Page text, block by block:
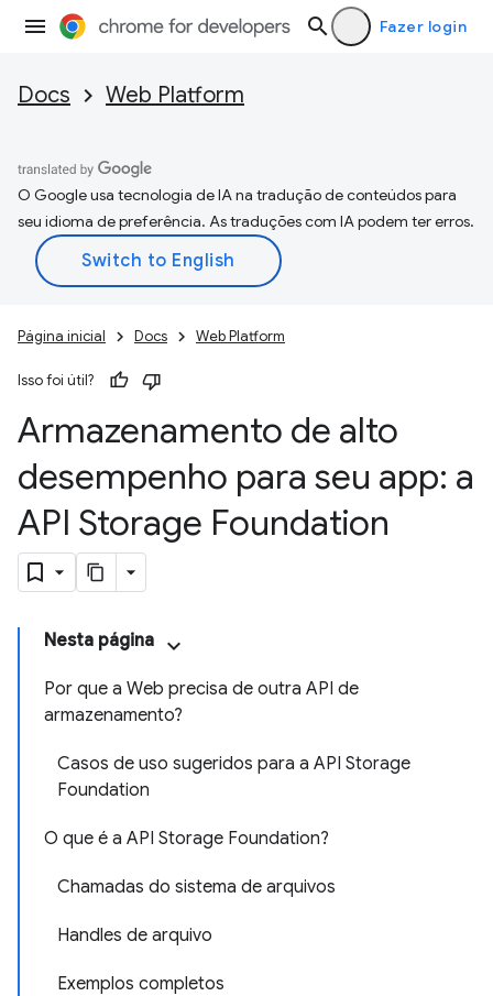
Fazer login
Docs Web Platform
O Google usa tecnologia de IA na tradução de conteúdos para
seu idioma de preferência. As traduções com IA podem ter erros.
Página inicial Docs Web Platform
Isso foi útil?
Armazenamento de alto
desempenho para seu app: a
API Storage Foundation
Nesta página
Por que a Web precisa de outra API de
armazenamento?
Casos de uso sugeridos para a API Storage
Foundation
O que é a API Storage Foundation?
Chamadas do sistema de arquivos
Handles de arquivo
Exemplos completos